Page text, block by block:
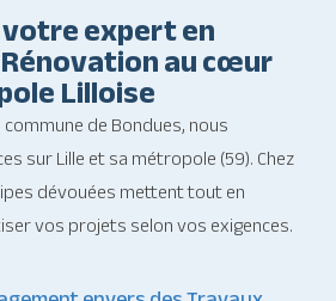
expert en
au cœur
Lilloise
de Bondues, nous
sur Lille et sa métropole (59). Chez
dévouées mettent tout en
vos projets selon vos exigences.